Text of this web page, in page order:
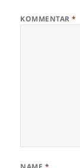
KOMMENTAR*